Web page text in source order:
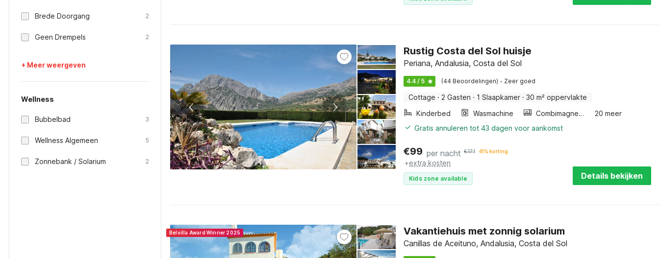
Brede Doorgang 2
Geen Drempels 2
+ Meer weergeven
Wellness
Bubbelbad 3
Wellness Algemeen 5
Zonnebank / Solarium 2
Rustig Costa del Sol huisje
Periana, Andalusia, Costa del Sol
4.4 / 5 (44 Beoordelingen) · Zeer goed
Cottage · 2 Gasten · 1 Slaapkamer · 30 m² oppervlakte
Kinderbed
Wasmachine Combimagnetron
20 meer
Gratis annuleren tot 43 dagen voor aankomst
€99 per nacht €171 41% korting
+extra kosten
Kids zone available Details bekijken
Belvilla Award Winner 2025 Vakantiehuis met zonnig solarium
Canillas de Aceituno, Andalusia, Costa del Sol